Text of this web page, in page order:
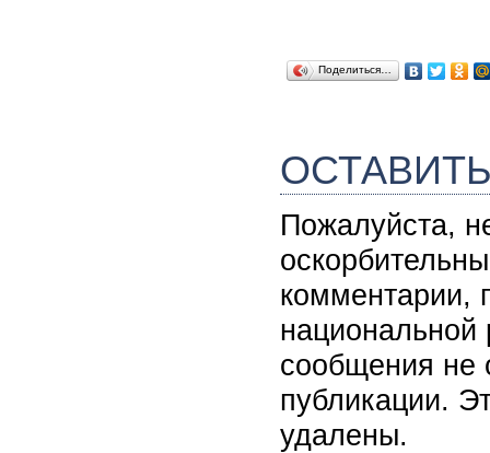
Поделиться…
Пожалуйста,
комментарии,
национальной
сообщения не
публикации.
удалены.